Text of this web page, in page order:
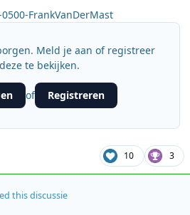
FrankVanDerMast
Meld je aan of registreer
te bekijken.
of Registreren
10 3
this discussie